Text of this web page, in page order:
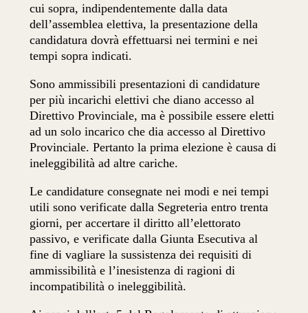
cui sopra, indipendentemente dalla data
dell’assemblea elettiva, la presentazione della
candidatura dovrà effettuarsi nei termini e nei
tempi sopra indicati.
Sono ammissibili presentazioni di candidature
per più incarichi elettivi che diano accesso al
Direttivo Provinciale, ma è possibile essere eletti
ad un solo incarico che dia accesso al Direttivo
Provinciale. Pertanto la prima elezione è causa di
ineleggibilità ad altre cariche.
Le candidature consegnate nei modi e nei tempi
utili sono verificate dalla Segreteria entro trenta
giorni, per accertare il diritto all’elettorato
passivo, e verificate dalla Giunta Esecutiva al
fine di vagliare la sussistenza dei requisiti di
ammissibilità e l’inesistenza di ragioni di
incompatibilità o ineleggibilità.